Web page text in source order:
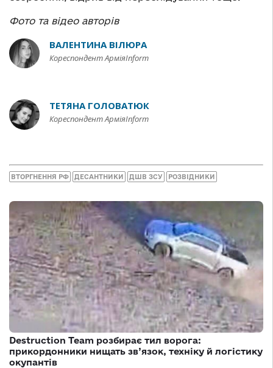
Фото та відео авторів
ВАЛЕНТИНА ВІЛЮРА
Кореспондент АрміяInform
ТЕТЯНА ГОЛОВАТЮК
Кореспондент АрміяInform
ВТОРГНЕННЯ РФ ДЕСАНТНИКИ ДШВ ЗСУ РОЗВІДНИКИ
Destruction Team розбирає тил ворога:
прикордонники нищать зв’язок, техніку й логістику
окупантів